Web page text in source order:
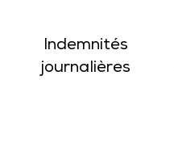
Indemnités
journalières